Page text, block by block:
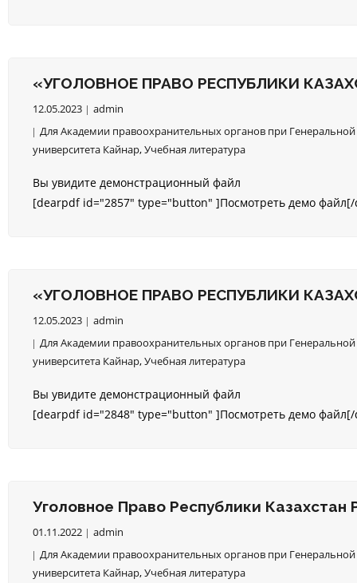
«УГОЛОВНОЕ ПРАВО РЕСПУБЛИКИ
12.05.2023
admin
Для Академии правоохранительных органов при Генеральной
университета Кайнар,Учебная литература
Вы увидите демонстрационный файл
[dearpdf id="2857" type="button" ]Посмотреть демо
«УГОЛОВНОЕ ПРАВО РЕСПУБЛИКИ
12.05.2023
admin
Для Академии правоохранительных органов при Генеральной
университета Кайнар,Учебная литература
Вы увидите демонстрационный файл
[dearpdf id="2848" type="button" ]Посмотреть демо
Уголовное Право Республики Казахстан
01.11.2022
admin
Для Академии правоохранительных органов при Генеральной
университета Кайнар,Учебная литература